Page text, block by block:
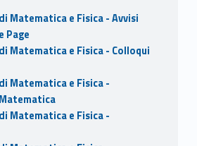
Matematica e Fisica - Avvisi
Page
Matematica e Fisica - Colloqui
Matematica e Fisica -
Matematica e Fisica -